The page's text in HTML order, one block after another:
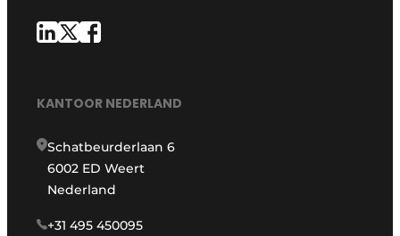
KANTOOR NEDERLAND
Schatbeurderlaan 6
6002 ED Weert
Nederland
+31 495 450095